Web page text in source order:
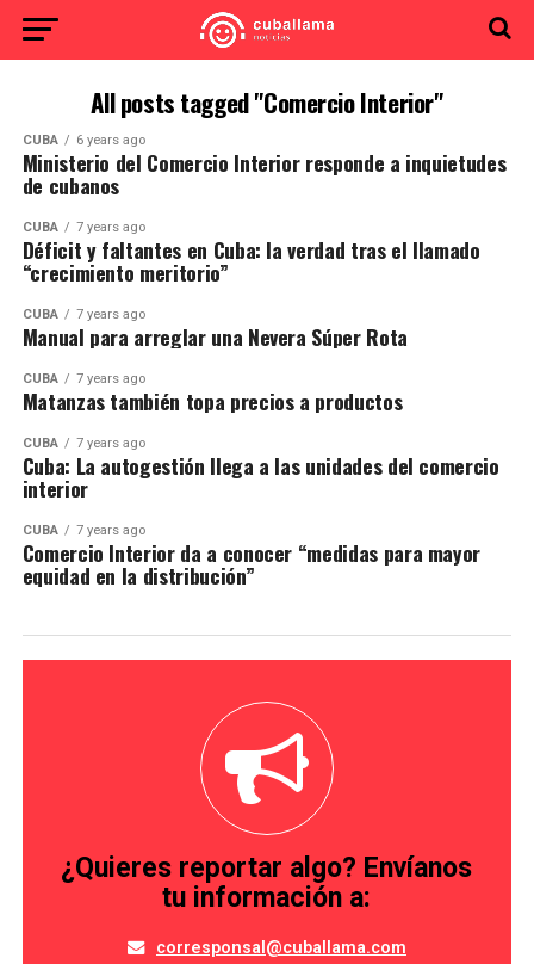
All posts tagged "Comercio Interior"
CUBA 6 years ago
Ministerio del Comercio Interior responde a inquietudes
de cubanos
CUBA 7 years ago
Déficit y faltantes en Cuba: la verdad tras el llamado
“crecimiento meritorio”
CUBA 7 years ago
Manual para arreglar una Nevera Súper Rota
CUBA 7 years ago
Matanzas también topa precios a productos
CUBA 7 years ago
Cuba: La autogestión llega a las unidades del comercio
interior
CUBA 7 years ago
Comercio Interior da a conocer “medidas para mayor
equidad en la distribución”
¿Quieres reportar algo? Envíanos
tu información a:
corresponsal@cuballama.com